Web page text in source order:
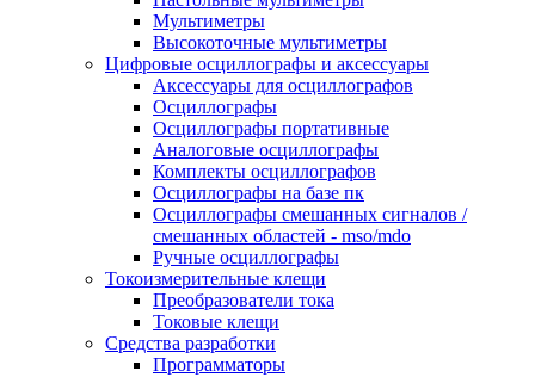
Мультиметры
Высокоточные мультиметры
Цифровые осциллографы и аксессуары
Аксессуары для осциллографов
Осциллографы
Осциллографы портативные
Аналоговые осциллографы
Комплекты осциллографов
Осциллографы на базе пк
Осциллографы смешанных сигналов /
смешанных областей - mso/mdo
Ручные осциллографы
Токоизмерительные клещи
Преобразователи тока
Токовые клещи
Средства разработки
Программаторы